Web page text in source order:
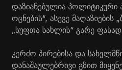
დაზიანებულია პოლიტიკური
ოცნების“, ასევე მაღაზიების
„სუფთა სახლის“ გარე
კერძო პირებისა და
დანაშაულებრივი გზით